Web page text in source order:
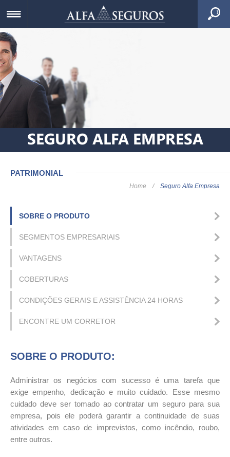
SEGURO ALFA EMPRESA
PATRIMONIAL
Home / Seguro Alfa Empresa
SOBRE O PRODUTO
SEGMENTOS EMPRESARIAIS
VANTAGENS
COBERTURAS
CONDIÇÕES GERAIS E ASSISTÊNCIA 24 HORAS
ENCONTRE UM CORRETOR
SOBRE O PRODUTO:
Administrar os negócios com sucesso é uma tarefa que
exige empenho, dedicação e muito cuidado. Esse mesmo
cuidado deve ser tomado ao contratar um seguro para sua
empresa, pois ele poderá garantir a continuidade de suas
atividades em caso de imprevistos, como incêndio, roubo,
entre outros.